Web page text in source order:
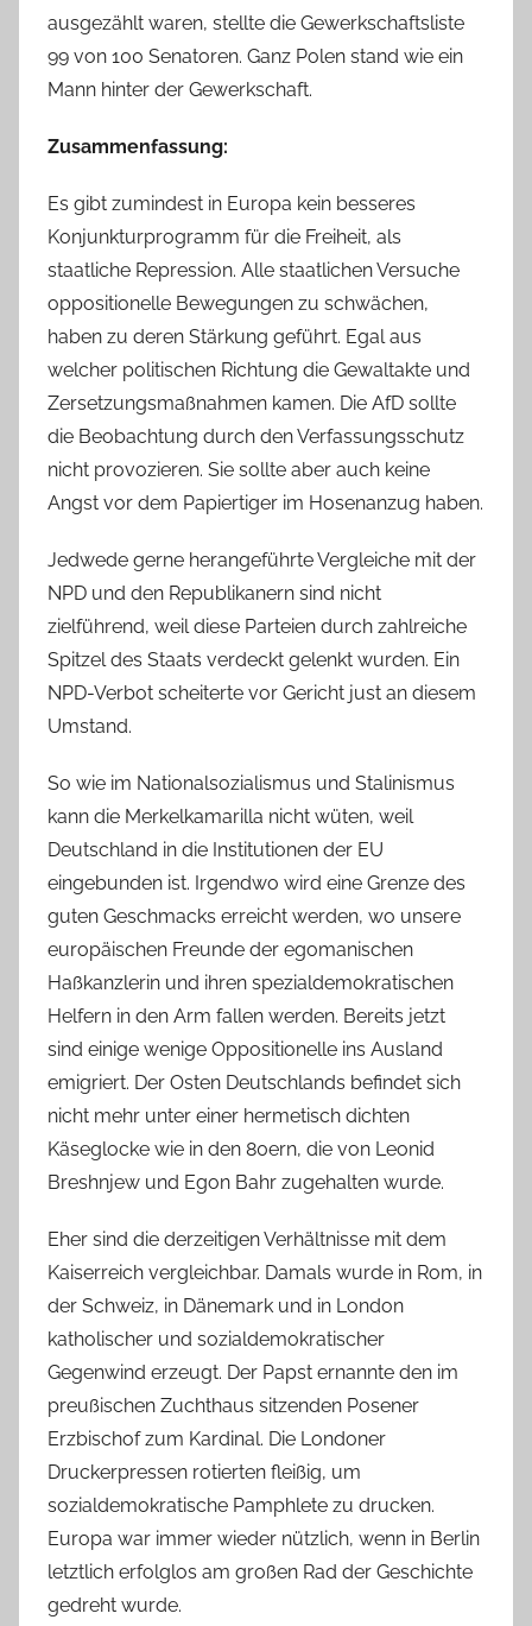
ausgezählt waren, stellte die Gewerkschaftsliste
99 von 100 Senatoren. Ganz Polen stand wie ein
Mann hinter der Gewerkschaft.
Zusammenfassung:
Es gibt zumindest in Europa kein besseres
Konjunkturprogramm für die Freiheit, als
staatliche Repression. Alle staatlichen Versuche
oppositionelle Bewegungen zu schwächen,
haben zu deren Stärkung geführt. Egal aus
welcher politischen Richtung die Gewaltakte und
Zersetzungsmaßnahmen kamen. Die AfD sollte
die Beobachtung durch den Verfassungsschutz
nicht provozieren. Sie sollte aber auch keine
Angst vor dem Papiertiger im Hosenanzug haben.
Jedwede gerne herangeführte Vergleiche mit der
NPD und den Republikanern sind nicht
zielführend, weil diese Parteien durch zahlreiche
Spitzel des Staats verdeckt gelenkt wurden. Ein
NPD-Verbot scheiterte vor Gericht just an diesem
Umstand.
So wie im Nationalsozialismus und Stalinismus
kann die Merkelkamarilla nicht wüten, weil
Deutschland in die Institutionen der EU
eingebunden ist. Irgendwo wird eine Grenze des
guten Geschmacks erreicht werden, wo unsere
europäischen Freunde der egomanischen
Haßkanzlerin und ihren spezialdemokratischen
Helfern in den Arm fallen werden. Bereits jetzt
sind einige wenige Oppositionelle ins Ausland
emigriert. Der Osten Deutschlands befindet sich
nicht mehr unter einer hermetisch dichten
Käseglocke wie in den 80ern, die von Leonid
Breshnjew und Egon Bahr zugehalten wurde.
Eher sind die derzeitigen Verhältnisse mit dem
Kaiserreich vergleichbar. Damals wurde in Rom, in
der Schweiz, in Dänemark und in London
katholischer und sozialdemokratischer
Gegenwind erzeugt. Der Papst ernannte den im
preußischen Zuchthaus sitzenden Posener
Erzbischof zum Kardinal. Die Londoner
Druckerpressen rotierten fleißig, um
sozialdemokratische Pamphlete zu drucken.
Europa war immer wieder nützlich, wenn in Berlin
letztlich erfolglos am großen Rad der Geschichte
gedreht wurde.